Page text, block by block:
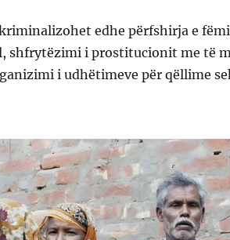
edhe përfshirja e
shfrytëzimi i prostitucionit me të
i udhëtimeve për qëllime